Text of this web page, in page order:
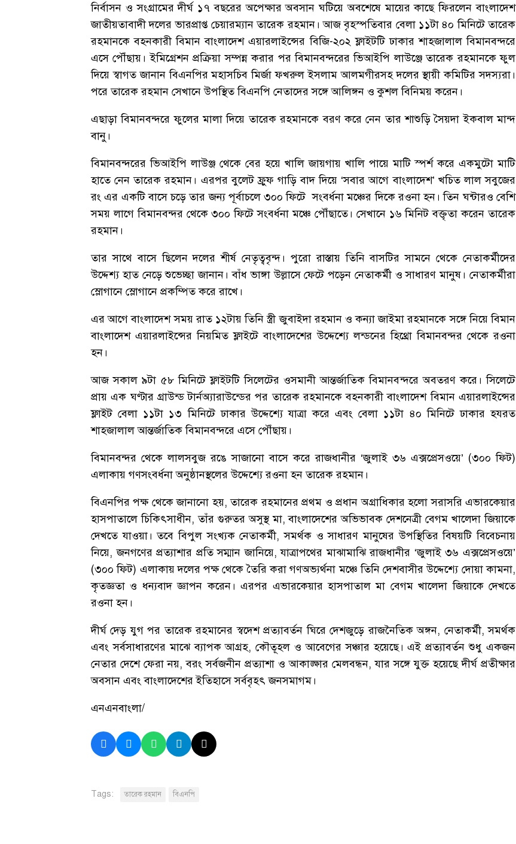
নির্বাসন ও সংগ্রামের দীর্ঘ ১৭ বছরের অপেক্ষার অবসান ঘটিয়ে অবশেষে মায়ের কাছে ফিরলেন বাংলাদেশ
জাতীয়তাবাদী দলের ভারপ্রাপ্ত চেয়ারম্যান তারেক রহমান। আজ বৃহস্পতিবার বেলা ১১টা ৪০ মিনিটে তারেক
রহমানকে বহনকারী বিমান বাংলাদেশ এয়ারলাইন্সের বিজি-২০২ ফ্লাইটটি ঢাকার শাহজালাল বিমানবন্দরে
এসে পৌঁছায়। ইমিগ্রেশন প্রক্রিয়া সম্পন্ন করার পর বিমানবন্দরের ভিআইপি লাউঞ্জে তারেক রহমানকে ফুল
দিয়ে স্বাগত জানান বিএনপির মহাসচিব মির্জা ফখরুল ইসলাম আলমগীরসহ দলের স্থায়ী কমিটির সদস্যরা।
পরে তারেক রহমান সেখানে উপস্থিত বিএনপি নেতাদের সঙ্গে আলিঙ্গন ও কুশল বিনিময় করেন।
এছাড়া বিমানবন্দরে ফুলের মালা দিয়ে তারেক রহমানকে বরণ করে নেন তার শাশুড়ি সৈয়দা ইকবাল মান্দ
বানু।
বিমানবন্দরের ভিআইপি লাউঞ্জ থেকে বের হয়ে খালি জায়গায় খালি পায়ে মাটি স্পর্শ করে একমুটো মাটি
হাতে নেন তারেক রহমান। এরপর বুলেট ফ্রুফ গাড়ি বাদ দিয়ে ‘সবার আগে বাংলাদেশ’ খচিত লাল সবুজের
রং এর একটি বাসে চড়ে তার জন্য পূর্বাচলে ৩০০ ফিটে সংবর্ধনা মঞ্চের দিকে রওনা হন। তিন ঘন্টারও বেশি
সময় লাগে বিমানবন্দর থেকে ৩০০ ফিটে সংবর্ধনা মঞ্চে পৌঁছাতে। সেখানে ১৬ মিনিট বক্তৃতা করেন তারেক
রহমান।
তার সাথে বাসে ছিলেন দলের শীর্ষ নেতৃত্ববৃন্দ। পুরো রাস্তায় তিনি বাসটির সামনে থেকে নেতাকর্মীদের
উদ্দেশ্য হাত নেড়ে শুভেচ্ছা জানান। বাঁধ ভাঙ্গা উল্লাসে ফেটে পড়েন নেতাকর্মী ও সাধারণ মানুষ। নেতাকর্মীরা
স্লোগানে স্লোগানে প্রকম্পিত করে রাখে।
এর আগে বাংলাদেশ সময় রাত ১২টায় তিনি স্ত্রী জুবাইদা রহমান ও কন্যা জাইমা রহমানকে সঙ্গে নিয়ে বিমান
বাংলাদেশ এয়ারলাইন্সের নিয়মিত ফ্লাইটে বাংলাদেশের উদ্দেশ্যে লন্ডনের হিথ্রো বিমানবন্দর থেকে রওনা
হন।
আজ সকাল ৯টা ৫৮ মিনিটে ফ্লাইটটি সিলেটের ওসমানী আন্তর্জাতিক বিমানবন্দরে অবতরণ করে। সিলেটে
প্রায় এক ঘণ্টার গ্রাউন্ড টার্নঅ্যারাউন্ডের পর তারেক রহমানকে বহনকারী বাংলাদেশ বিমান এয়ারলাইন্সের
ফ্লাইট বেলা ১১টা ১৩ মিনিটে ঢাকার উদ্দেশ্যে যাত্রা করে এবং বেলা ১১টা ৪০ মিনিটে ঢাকার হযরত
শাহজালাল আন্তর্জাতিক বিমানবন্দরে এসে পৌঁছায়।
বিমানবন্দর থেকে লালসবুজ রঙে সাজানো বাসে করে রাজধানীর ‘জুলাই ৩৬ এক্সপ্রেসওয়ে’ (৩০০ ফিট)
এলাকায় গণসংবর্ধনা অনুষ্ঠানস্থলের উদ্দেশ্যে রওনা হন তারেক রহমান।
বিএনপির পক্ষ থেকে জানানো হয়, তারেক রহমানের প্রথম ও প্রধান অগ্রাধিকার হলো সরাসরি এভারকেয়ার
হাসপাতালে চিকিৎসাধীন, তাঁর গুরুতর অসুস্থ মা, বাংলাদেশের অভিভাবক দেশনেত্রী বেগম খালেদা জিয়াকে
দেখতে যাওয়া। তবে বিপুল সংখ্যক নেতাকর্মী, সমর্থক ও সাধারণ মানুষের উপস্থিতির বিষয়টি বিবেচনায়
নিয়ে, জনগণের প্রত্যাশার প্রতি সম্মান জানিয়ে, যাত্রাপথের মাঝামাঝি রাজধানীর ‘জুলাই ৩৬ এক্সপ্রেসওয়ে’
(৩০০ ফিট) এলাকায় দলের পক্ষ থেকে তৈরি করা গণঅভ্যর্থনা মঞ্চে তিনি দেশবাসীর উদ্দেশ্যে দোয়া কামনা,
কৃতজ্ঞতা ও ধন্যবাদ জ্ঞাপন করেন। এরপর এভারকেয়ার হাসপাতাল মা বেগম খালেদা জিয়াকে দেখতে
রওনা হন।
দীর্ঘ দেড় যুগ পর তারেক রহমানের স্বদেশ প্রত্যাবর্তন ঘিরে দেশজুড়ে রাজনৈতিক অঙ্গন, নেতাকর্মী, সমর্থক
এবং সর্বসাধারণের মাঝে ব্যাপক আগ্রহ, কৌতূহল ও আবেগের সঞ্চার হয়েছে। এই প্রত্যাবর্তন শুধু একজন
নেতার দেশে ফেরা নয়, বরং সর্বজনীন প্রত্যাশা ও আকাঙ্ক্ষার মেলবন্ধন, যার সঙ্গে যুক্ত হয়েছে দীর্ঘ প্রতীক্ষার
অবসান এবং বাংলাদেশের ইতিহাসে সর্ববৃহৎ জনসমাগম।
এনএনবাংলা/
Tags: তারেক রহমান বিএনপি